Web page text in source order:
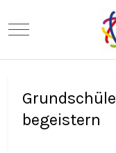
Mobile Menu Toggle
begeistern